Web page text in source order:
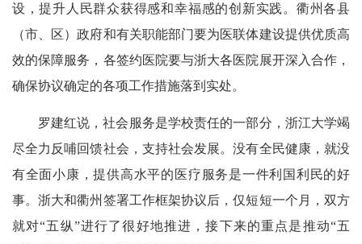
设，提升人民群众获得感和幸福感的创新实践。衢州各县
（市、区）政府和有关职能部门要为医联体建设提供优质高
效的保障服务，各签约医院要与浙大各医院展开深入合作，
确保协议确定的各项工作措施落到实处。
罗建红说，社会服务是学校责任的一部分，浙江大学竭
尽全力反哺回馈社会，支持社会发展。没有全民健康，就没
有全面小康，提供高水平的医疗服务是一件利国利民的好
事。浙大和衢州签署工作框架协议后，仅短短一个月，双方
就对“五纵”进行了很好地推进，接下来的重点是推动“五